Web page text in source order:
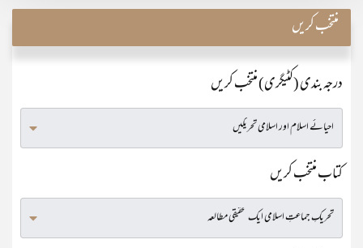
منتخب کریں
درجہ بندی (کٹیگری) منتخب کریں
کتاب منتخب کریں